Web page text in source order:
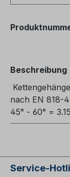
Beschreibung
nach EN 818-
45° - 60° =
Service-